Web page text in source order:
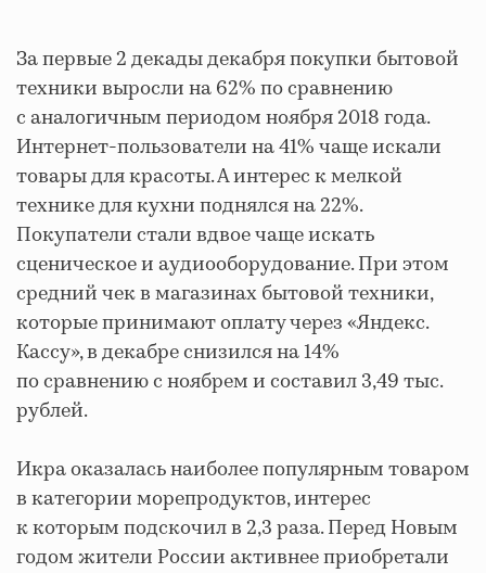
За первые 2 декады декабря покупки бытовой
техники выросли на 62% по сравнению
с аналогичным периодом ноября 2018 года.
Интернет-пользователи на 41% чаще искали
товары для красоты. А интерес к мелкой
технике для кухни поднялся на 22%.
Покупатели стали вдвое чаще искать
сценическое и аудиооборудование. При этом
средний чек в магазинах бытовой техники,
которые принимают оплату через «Яндекс.
Кассу», в декабре снизился на 14%
по сравнению с ноябрем и составил 3,49 тыс.
рублей.
Икра оказалась наиболее популярным товаром
в категории морепродуктов, интерес
к которым подскочил в 2,3 раза. Перед Новым
годом жители России активнее приобретали